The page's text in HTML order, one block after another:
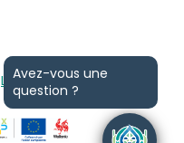
LosfeldetWebiome
Avez-vous une
question ?